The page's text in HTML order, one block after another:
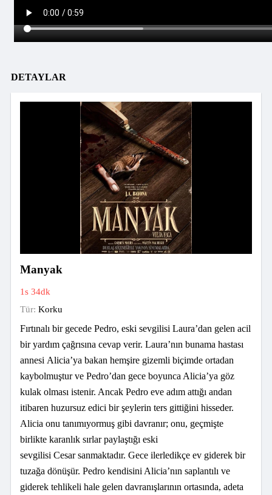
DETAYLAR
Manyak
1s 34dk
Tür: Korku
Fırtınalı bir gecede Pedro, eski sevgilisi Laura’dan gelen acil
bir yardım çağrısına cevap verir. Laura’nın bunama hastası
annesi Alicia’ya bakan hemşire gizemli biçimde ortadan
kaybolmuştur ve Pedro’dan gece boyunca Alicia’ya göz
kulak olması istenir. Ancak Pedro eve adım attığı andan
itibaren huzursuz edici bir şeylerin ters gittiğini hisseder.
Alicia onu tanımıyormuş gibi davranır; onu, geçmişte
birlikte karanlık sırlar paylaştığı eski
sevgilisi Cesar sanmaktadır. Gece ilerledikçe ev giderek bir
tuzağa dönüşür. Pedro kendisini Alicia’nın saplantılı ve
giderek tehlikeli hale gelen davranışlarının ortasında, adeta